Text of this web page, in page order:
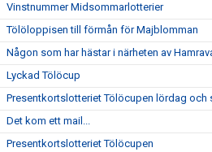
Vinstnummer Midsommarlotterier
Tölöloppisen till förmån för Majblomman
Någon som har hästar i närheten av
Lyckad Tölöcup
Presentkortslotteriet Tölöcupen lördag och
Det kom ett mail...
Presentkortslotteriet Tölöcupen